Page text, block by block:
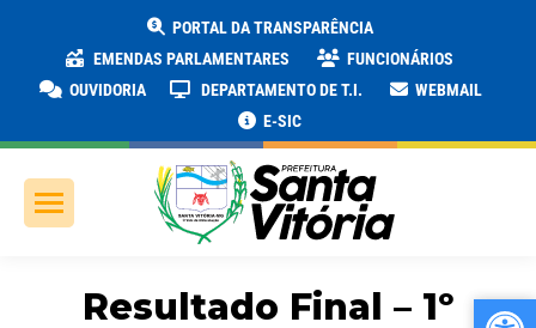
PORTAL DA TRANSPARÊNCIA
EMENDAS PARLAMENTARES
FUNCIONÁRIOS
OUVIDORIA
DEPARTAMENTO DE T.I.
WEBMAIL
E-SIC
Resultado Final – 1º